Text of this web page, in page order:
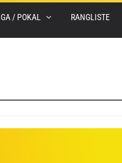
/ POKAL RANGLISTE